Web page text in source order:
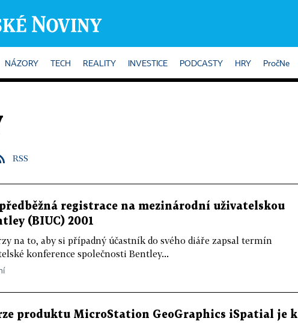
NÁZORY TECH REALITY INVESTICE PODCASTY HRY PročNe
RSS
registrace na mezinárodní uživatelskou
(BIUC) 2001
na to, aby si případný účastník do svého diáře zapsal termín
konference společnosti Bentley...
produktu MicroStation GeoGraphics iSpatial je k